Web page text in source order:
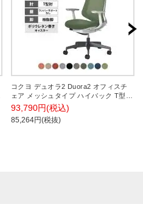
コクヨ デュオラ2 Duora2 オフィスチ
ェア メッシュタイプ ハイバック T型肘
樹脂脚 ホワイトグレーフレーム ランバ
ーサポートなし ポリウレタンキャスタ
ー C08-B210MU
93,790円(税込)
85,264円(税抜)